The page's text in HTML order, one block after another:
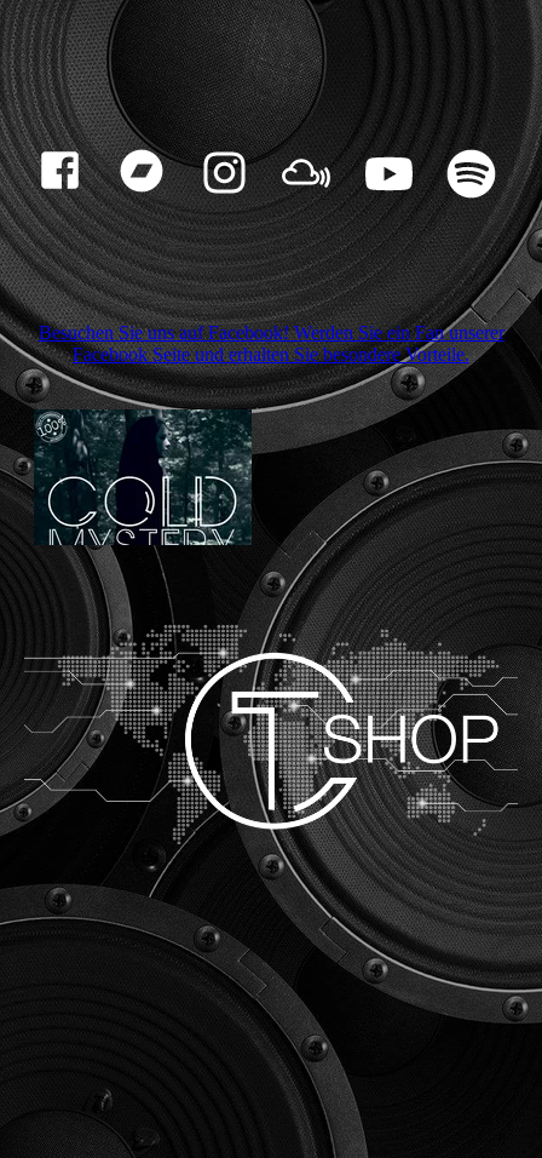
Besuchen Sie uns auf Facebook! Werden Sie ein Fan unserer
Facebook Seite und erhalten Sie besondere Vorteile.